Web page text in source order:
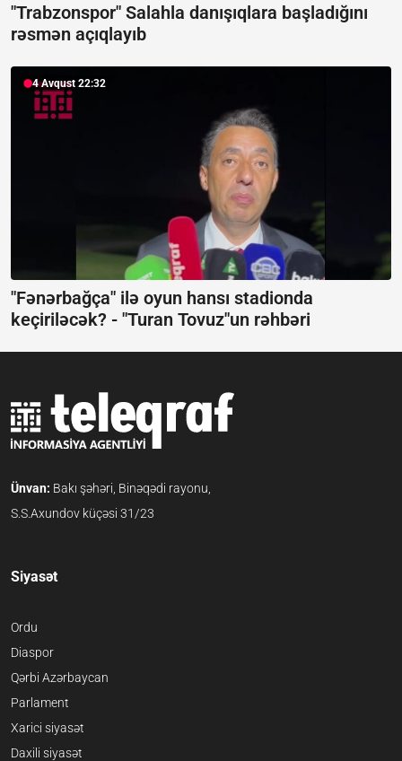
"Trabzonspor" Salahla danışıqlara başladığını
rəsmən açıqlayıb
4 Avqust 22:32
"Fənərbağça" ilə oyun hansı stadionda
keçiriləcək? - "Turan Tovuz"un rəhbəri
Ünvan: Bakı şəhəri, Binəqədi rayonu,
S.S.Axundov küçəsi 31/23
Siyasət
Ordu
Diaspor
Qərbi Azərbaycan
Parlament
Xarici siyasət
Daxili siyasət